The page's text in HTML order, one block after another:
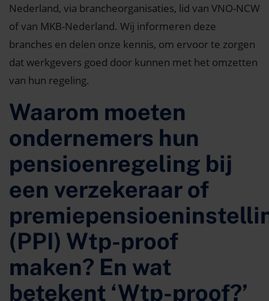
Nederland, via brancheorganisaties, lid van VNO-NCW
of van MKB-Nederland. Wij informeren deze
branches en delen onze kennis, om ervoor te zorgen
dat werkgevers goed door kunnen met het omzetten
van hun regeling.
Waarom moeten
ondernemers hun
pensioenregeling bij
een verzekeraar of
(PPI) Wtp-proof
maken? En wat
betekent ‘Wtp-proof?’